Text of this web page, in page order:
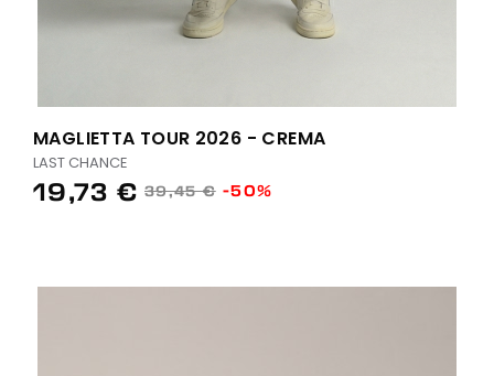
MAGLIETTA TOUR 2026 - CREMA
LAST CHANCE
19,73 € 39,45 € -50%